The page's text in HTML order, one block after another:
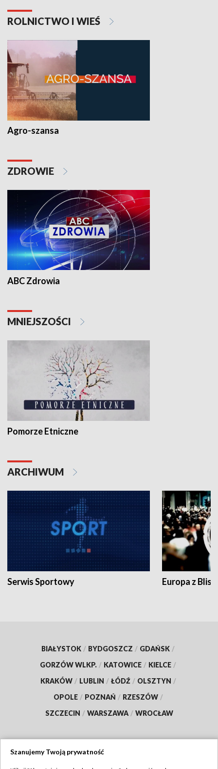
ROLNICTWO I WIEŚ
Agro-szansa
ZDROWIE
ABC Zdrowia
MNIEJSZOŚCI
Pomorze Etniczne
ARCHIWUM
Serwis Sportowy Europa z
BIAŁYSTOK / BYDGOSZCZ / GDAŃSK /
GORZÓW WLKP. / KATOWICE / KIELCE /
KRAKÓW / LUBLIN / ŁÓDŹ / OLSZTYN /
OPOLE / POZNAŃ / RZESZÓW /
SZCZECIN / WARSZAWA / WROCŁAW
Szanujemy Twoją prywatność